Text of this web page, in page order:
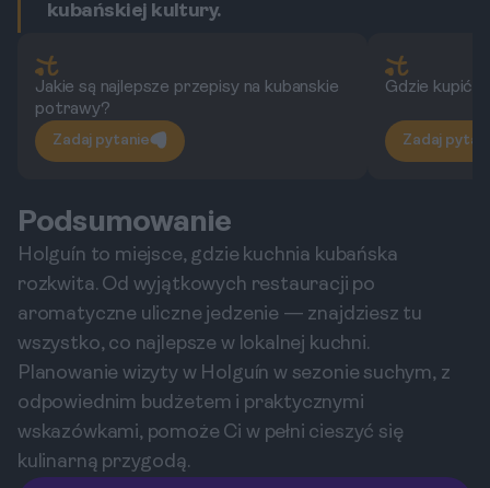
kubańskiej kultury.
Jakie są najlepsze przepisy na kubanskie
potrawy?
Zadaj pytanie
Gdzie kupić
Zadaj
Podsumowanie
Holguín to miejsce, gdzie kuchnia kubańska
rozkwita. Od wyjątkowych restauracji po
aromatyczne uliczne jedzenie — znajdziesz tu
wszystko, co najlepsze w lokalnej kuchni.
Planowanie wizyty w Holguín w sezonie suchym, z
odpowiednim budżetem i praktycznymi
wskazówkami, pomoże Ci w pełni cieszyć się
kulinarną przygodą.